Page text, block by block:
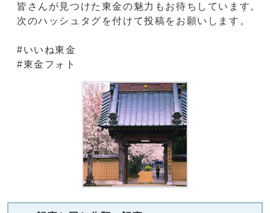
皆さんが見つけた東金の魅力もお待ちしています。
次のハッシュタグを付けて投稿をお願いします。
#いいね東金
#東金フォト